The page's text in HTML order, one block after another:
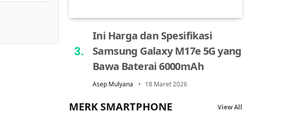
Ini Harga dan Spesifikasi
Samsung Galaxy M17e 5G yang
Bawa Baterai 6000mAh
Asep Mulyana 18 Maret 2026
MERK SMARTPHONE View All